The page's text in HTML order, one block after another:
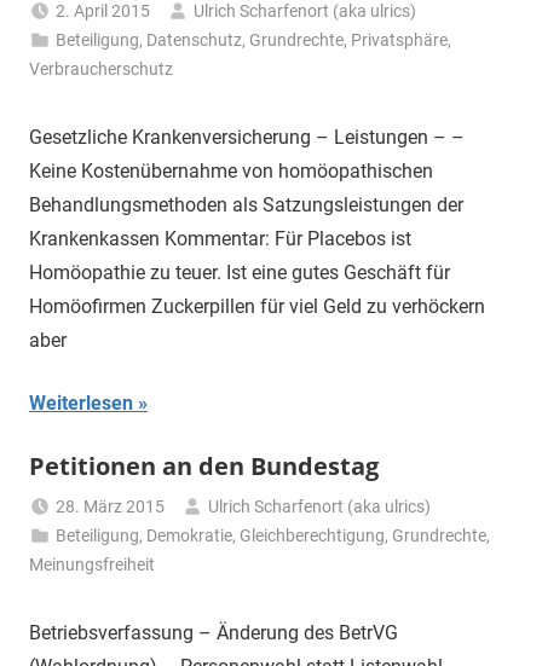
2. April 2015
Ulrich Scharfenort (aka ulrics)
Beteiligung, Datenschutz, Grundrechte, Privatsphäre,
Verbraucherschutz
Gesetzliche Krankenversicherung – Leistungen – –
Keine Kostenübernahme von homöopathischen
Behandlungsmethoden als Satzungsleistungen der
Krankenkassen Kommentar: Für Placebos ist
Homöopathie zu teuer. Ist eine gutes Geschäft für
Homöofirmen Zuckerpillen für viel Geld zu verhöckern
aber
Weiterlesen
Petitionen an den Bundestag
28. März 2015
Ulrich Scharfenort (aka ulrics)
Beteiligung, Demokratie, Gleichberechtigung, Grundrechte,
Meinungsfreiheit
Betriebsverfassung – Änderung des BetrVG